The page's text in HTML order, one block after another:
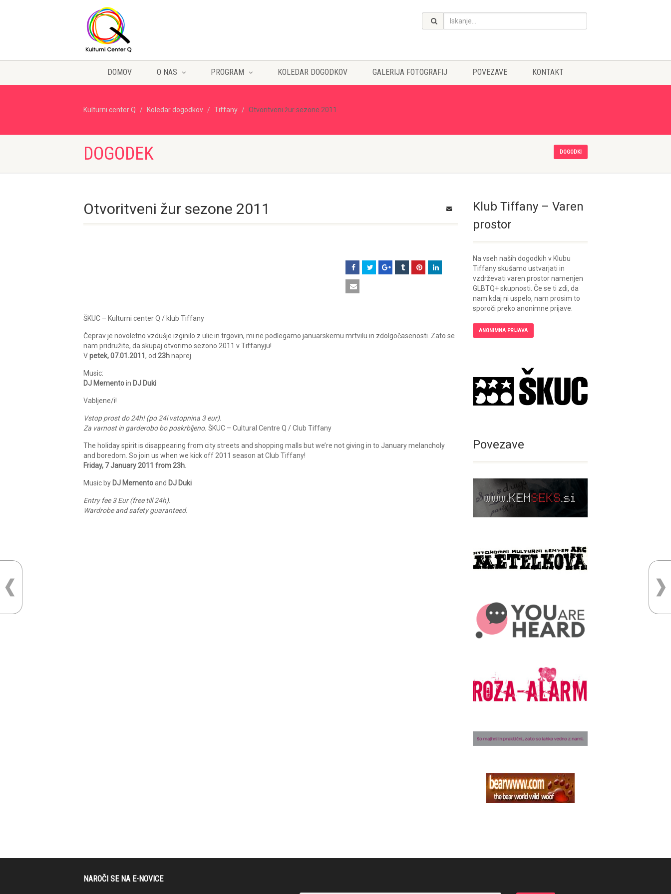
DOMOV O NAS PROGRAM KOLEDAR DOGODKOV GALERIJA FOTOGRAFIJ POVEZAVE KONTAKT
Kulturni center Q Koledar dogodkov Tiffany Otvoritveni žur sezone 2011
DOGODEK DOGODKI
Otvoritveni žur sezone 2011
ŠKUC – Kulturni center Q / klub Tiffany
Čeprav je novoletno vzdušje izginilo z ulic in trgovin, mi ne podlegamo januarskemu mrtvilu in zdolgočasenosti. Zato se
nam pridružite, da skupaj otvorimo sezono 2011 v Tiffanyju!
Vpetek, 07.01.2011 , od 23hnaprej.
Music:
DJ Mementoin DJ Duki
Vabljene/i!
Vstop prost do 24h! (po 24i vstopnina 3 eur).
Za varnost in garderobo bo poskrbljeno. ŠKUC – Cultural Centre Q / Club Tiffany
The holiday spirit is disappearing from city streets and shopping malls but we’re not giving in to January melancholy
and boredom. So join us when we kick off 2011 season at Club Tiffany!
Friday, 7 January 2011 from 23h
Music by DJ Mementoand DJ Duki
Entry fee 3 Eur (free till 24h).
Wardrobe and safety guaranteed.
Klub Tiffany – Varen
prostor
Na vseh naših dogodkih v Klubu
Tiffany skušamo ustvarjati in
vzdrževati varen prostor namenjen
GLBTQ+ skupnosti. Če se ti zdi, da
nam kdaj ni uspelo, nam prosim to
sporoči preko anonimne prijave.
ANONIMNA PRIJAVA
Povezave
NAROČI SE NA E-NOVICE